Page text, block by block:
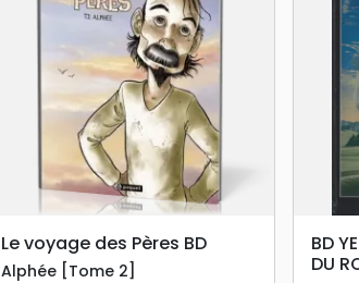
search APERÇU RAPIDE
Le voyage des Pères BD
Alphée [Tome 2]
BD
DU